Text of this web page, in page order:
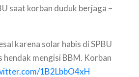
saat korban duduk berjaga –
karena solar habis di SPBU
mengisi BBM. Korban
1B2LbbO4xH